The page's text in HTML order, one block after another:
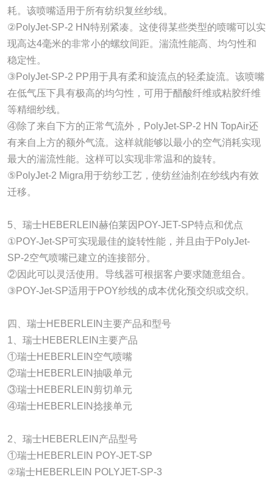
耗。该喷嘴适用于所有纺织复丝纱线。
②PolyJet-SP-2 HN特别紧凑。这使得某些类型的喷嘴可以实
现高达4毫米的非常小的螺纹间距。湍流性能高、均匀性和
稳定性。
③PolyJet-SP-2 PP用于具有柔和旋流点的轻柔旋流。该喷嘴
在低气压下具有极高的均匀性，可用于醋酸纤维或粘胶纤维
等精细纱线。
④除了来自下方的正常气流外，PolyJet-SP-2 HN TopAir还
有来自上方的额外气流。这样就能够以最小的空气消耗实现
最大的湍流性能。这样可以实现非常温和的旋转。
⑤PolyJet-2 Migra用于纺纱工艺，使纺丝油剂在纱线内有效
迁移。
5、瑞士HEBERLEIN赫伯莱因POY-JET-SP特点和优点
①POY-Jet-SP可实现最佳的旋转性能，并且由于PolyJet-
SP-2空气喷嘴已建立的连接部分。
②因此可以灵活使用。导线器可根据客户要求随意组合。
③POY-Jet-SP适用于POY纱线的成本优化预交织或交织。
四、瑞士HEBERLEIN主要产品和型号
1、瑞士HEBERLEIN主要产品
①瑞士HEBERLEIN空气喷嘴
②瑞士HEBERLEIN抽吸单元
③瑞士HEBERLEIN剪切单元
④瑞士HEBERLEIN捻接单元
2、瑞士HEBERLEIN产品型号
①瑞士HEBERLEIN POY-JET-SP
②瑞士HEBERLEIN POLYJET-SP-3